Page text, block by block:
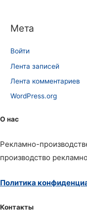
Мета
Войти
Лента записей
Лента комментариев
WordPress.org
О нас
Рекламно-
производство
Политика
Контакты